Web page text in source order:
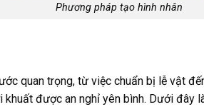
Phương pháp tạo hình nhân
quan trọng, từ việc chuẩn bị lễ vật
khuất được an nghỉ yên bình. Dưới đây